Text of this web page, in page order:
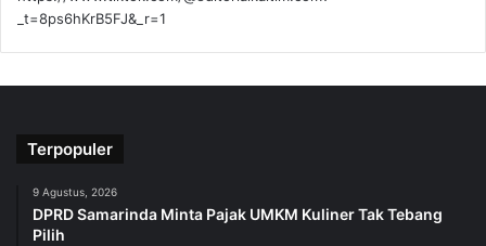
_t=8ps6hKrB5FJ&_r=1
Terpopuler
9 Agustus, 2026
DPRD Samarinda Minta Pajak UMKM Kuliner Tak Tebang
Pilih